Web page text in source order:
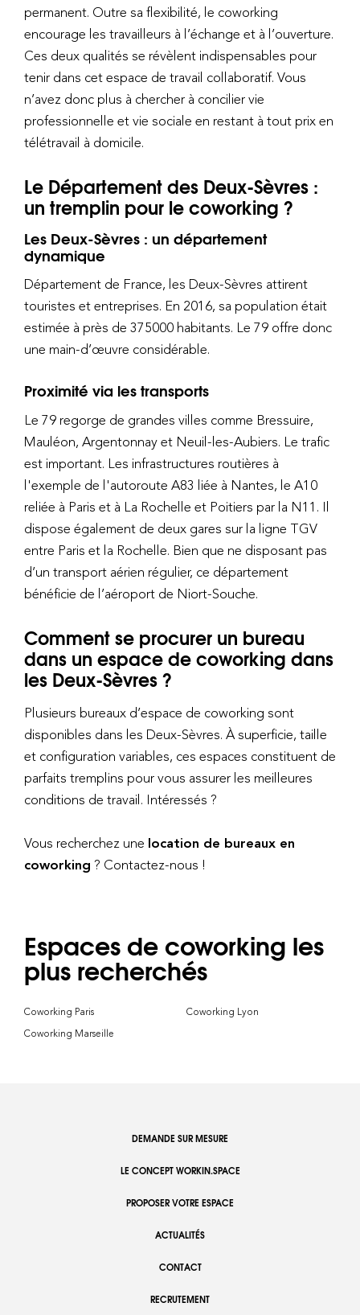
permanent. Outre sa flexibilité, le coworking
encourage les travailleurs à l’échange et à l’ouverture.
Ces deux qualités se révèlent indispensables pour
tenir dans cet espace de travail collaboratif. Vous
n’avez donc plus à chercher à concilier vie
professionnelle et vie sociale en restant à tout prix en
télétravail à domicile.
Le Département des Deux-Sèvres :
un tremplin pour le coworking ?
Les Deux-Sèvres : un département
dynamique
Département de France, les Deux-Sèvres attirent
touristes et entreprises. En 2016, sa population était
estimée à près de 375000 habitants. Le 79 offre donc
une main-d’œuvre considérable.
Proximité via les transports
Le 79 regorge de grandes villes comme Bressuire,
Mauléon, Argentonnay et Neuil-les-Aubiers. Le trafic
est important. Les infrastructures routières à
l'exemple de l'autoroute A83 liée à Nantes, le A10
reliée à Paris et à La Rochelle et Poitiers par la N11. Il
dispose également de deux gares sur la ligne TGV
entre Paris et la Rochelle. Bien que ne disposant pas
d’un transport aérien régulier, ce département
bénéficie de l’aéroport de Niort-Souche.
Comment se procurer un bureau
dans un espace de coworking dans
les Deux-Sèvres ?
Plusieurs bureaux d’espace de coworking sont
disponibles dans les Deux-Sèvres. À superficie, taille
et configuration variables, ces espaces constituent de
parfaits tremplins pour vous assurer les meilleures
conditions de travail. Intéressés ?
Vous recherchez une location de bureaux en
coworking ? Contactez-nous !
Espaces de coworking les
plus recherchés
Coworking Paris
Coworking Lyon
Coworking Marseille
DEMANDE SUR MESURE
LE CONCEPT WORKIN.SPACE
PROPOSER VOTRE ESPACE
ACTUALITÉS
CONTACT
RECRUTEMENT